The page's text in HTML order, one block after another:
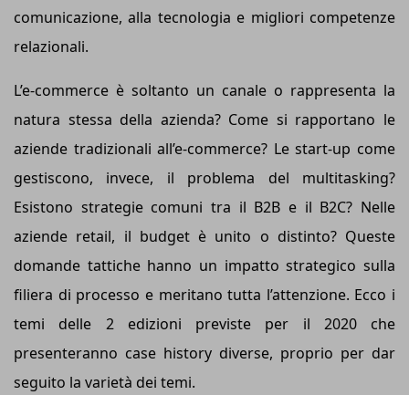
comunicazione, alla tecnologia e migliori competenze
relazionali.
L’e-commerce è soltanto un canale o rappresenta la
natura stessa della azienda? Come si rapportano le
aziende tradizionali all’e-commerce? Le start-up come
gestiscono, invece, il problema del multitasking?
Esistono strategie comuni tra il B2B e il B2C? Nelle
aziende retail, il budget è unito o distinto? Queste
domande tattiche hanno un impatto strategico sulla
filiera di processo e meritano tutta l’attenzione. Ecco i
temi delle 2 edizioni previste per il 2020 che
presenteranno case history diverse, proprio per dar
seguito la varietà dei temi.